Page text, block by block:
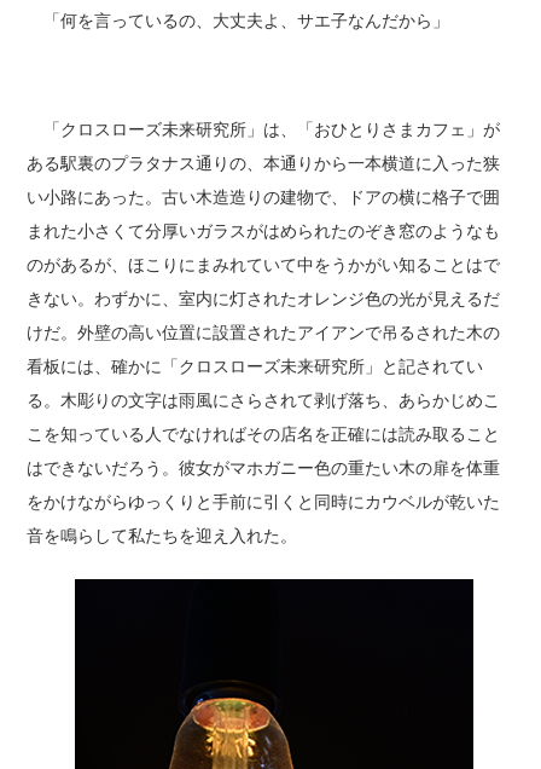
「何を言っているの、大丈夫よ、サエ子なんだから」
「クロスローズ未来研究所」は、「おひとりさまカフェ」が
ある駅裏のプラタナス通りの、本通りから一本横道に入った狭
い小路にあった。古い木造造りの建物で、ドアの横に格子で囲
まれた小さくて分厚いガラスがはめられたのぞき窓のようなも
のがあるが、ほこりにまみれていて中をうかがい知ることはで
きない。わずかに、室内に灯されたオレンジ色の光が見えるだ
けだ。外壁の高い位置に設置されたアイアンで吊るされた木の
看板には、確かに「クロスローズ未来研究所」と記されてい
る。木彫りの文字は雨風にさらされて剥げ落ち、あらかじめこ
こを知っている人でなければその店名を正確には読み取ること
はできないだろう。彼女がマホガニー色の重たい木の扉を体重
をかけながらゆっくりと手前に引くと同時にカウベルが乾いた
音を鳴らして私たちを迎え入れた。